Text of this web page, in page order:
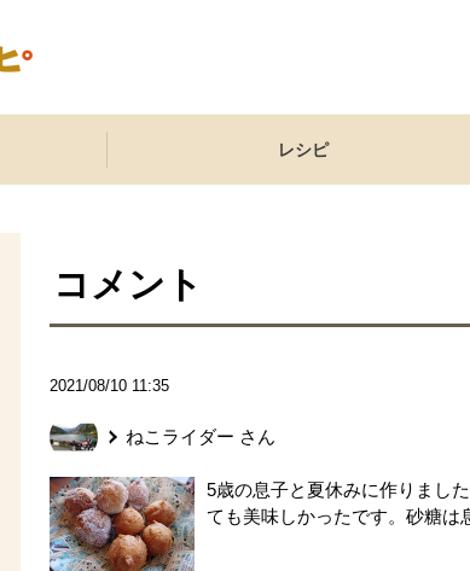
レシピ
コメント
2021/08/10 11:35
ねこライダー さん
5歳の息子と夏休みに作りまし
ても美味しかったです。砂糖は